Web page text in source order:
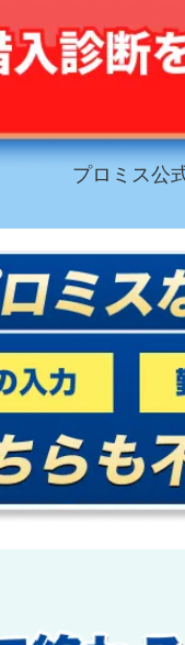
プロミス公